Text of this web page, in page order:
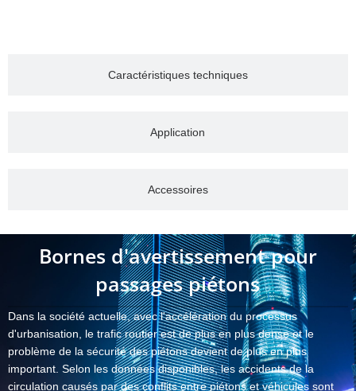
Caractéristiques techniques
Application
Accessoires
Bornes d'avertissement pour
passages piétons
Dans la société actuelle, avec l'accélération du processus
d'urbanisation, le trafic routier est de plus en plus dense et le
problème de la sécurité des piétons devient de plus en plus
important. Selon les données disponibles, les accidents de la
circulation causés par des conflits entre piétons et véhicules sont